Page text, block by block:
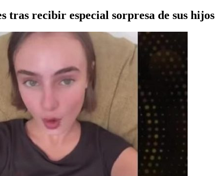
tras recibir especial sorpresa de sus hijos